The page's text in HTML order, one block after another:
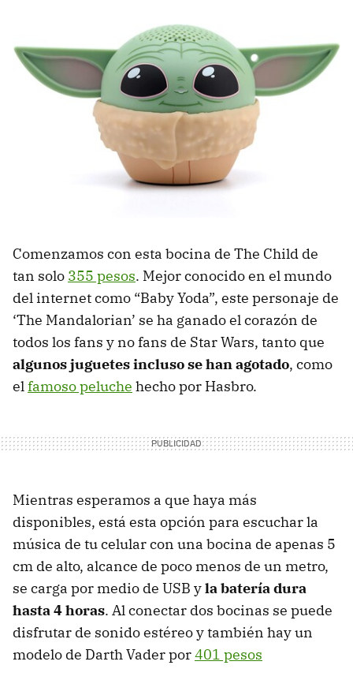
Comenzamos con esta bocina de The Child de
tan solo 355 pesos. Mejor conocido en el mundo
del internet como “Baby Yoda”, este personaje de
‘The Mandalorian’ se ha ganado el corazón de
todos los fans y no fans de Star Wars, tanto que
algunos juguetes incluso se han agotado, como
el famoso peluche hecho por Hasbro.
Mientras esperamos a que haya más
disponibles, está esta opción para escuchar la
música de tu celular con una bocina de apenas 5
cm de alto, alcance de poco menos de un metro,
se carga por medio de USB yla batería dura
hasta 4 horas. Al conectar dos bocinas se puede
disfrutar de sonido estéreo y también hay un
modelo de Darth Vader por401 pesos